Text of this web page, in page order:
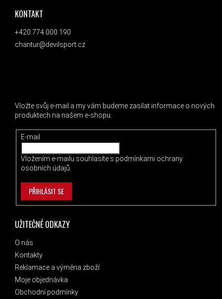
UŽITEČNÉ ODKAZY
O nás
Kontakty
Reklamace a výměna zboží
Moje objednávka
Obchodní podmínky
KONTAKT
+420 774 000 190
chantur@devilsport.cz
Vložte svůj e-mail a my vám budeme zasílat informace o nových
produktech na našem e-shopu.
E-mail
Vložením e-mailu souhlasíte s podmínkami ochrany
osobních údajů
PŘIHLÁSIT SE